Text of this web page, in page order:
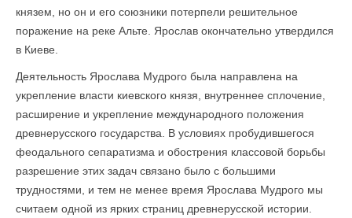
князем, но он и его союзники потерпели решительное
поражение на реке Альте. Ярослав окончательно утвердился
в Киеве.
Деятельность Ярослава Мудрого была направлена на
укрепление власти киевского князя, внутреннее сплочение,
расширение и укрепление международного положения
древнерусского государства. В условиях пробудившегося
феодального сепаратизма и обострения классовой борьбы
разрешение этих задач связано было с большими
трудностями, и тем не менее время Ярослава Мудрого мы
считаем одной из ярких страниц древнерусской истории.